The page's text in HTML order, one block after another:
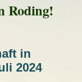
Roding!
in
2024